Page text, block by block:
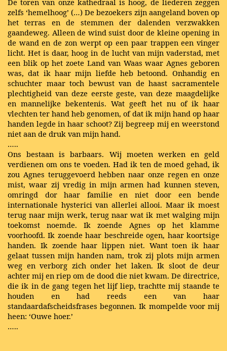
De toren van onze kathedraal is hoog, de liederen zeggen
zelfs ‘hemelhoog’ (…) De bezoekers zijn aangeland boven op
het terras en de stemmen der dalenden verzwakken
gaandeweg. Alleen de wind suist door de kleine opening in
de wand en de zon werpt op een paar trappen een vinger
licht. Het is daar, hoog in de lucht van mijn vaderstad, met
een blik op het zoete Land van Waas waar Agnes geboren
was, dat ik haar mijn liefde heb betoond. Onhandig en
schuchter maar toch bewust van de haast sacramentele
plechtigheid van deze eerste geste, van deze maagdelijke
en mannelijke bekentenis. Wat geeft het nu of ik haar
vlechten ter hand heb genomen, of dat ik mijn hand op haar
handen legde in haar schoot? Zij begreep mij en weerstond
niet aan de druk van mijn hand.
…..
Ons bestaan is barbaars. Wij moeten werken en geld
verdienen om ons te voeden. Had ik ten de moed gehad, ik
zou Agnes teruggevoerd hebben naar onze regen en onze
mist, waar zij vredig in mijn armen had kunnen steven,
omringd dor haar familie en niet door een bende
internationale hysterici van allerlei allooi. Maar ik moest
terug naar mijn werk, terug naar wat ik met walging mijn
toekomst noemde. Ik zoende Agnes op het klamme
voorhoofd. Ik zoende haar beschreide ogen, haar koortsige
handen. Ik zoende haar lippen niet. Want toen ik haar
gelaat tussen mijn handen nam, trok zij plots mijn armen
weg en verborg zich onder het laken. Ik sloot de deur
achter mij en riep om de dood die niet kwam. De directrice,
die ik in de gang tegen het lijf liep, trachtte mij staande te
houden en had reeds een van haar
standaardafscheidsfrases begonnen. Ik mompelde voor mij
heen: ‘Ouwe hoer.’
…..